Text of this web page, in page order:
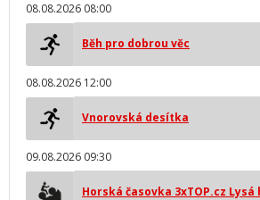
08.08.2026 08:00
Běh pro dobrou věc
08.08.2026 12:00
Vnorovská desítka
09.08.2026 09:30
Horská časovka 3xTOP.cz Lysá